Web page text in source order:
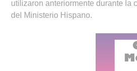
utilizaron anteriormente durante la
del Ministerio Hispano.